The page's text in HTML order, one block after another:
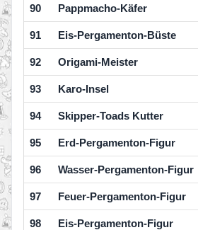
90 Pappmacho-Käfer
91 Eis-Pergamenton-Büste
92 Origami-Meister
93 Karo-Insel
94 Skipper-Toads Kutter
95 Erd-Pergamenton-Figur
96 Wasser-Pergamenton-Figur
97 Feuer-Pergamenton-Figur
98 Eis-Pergamenton-Figur